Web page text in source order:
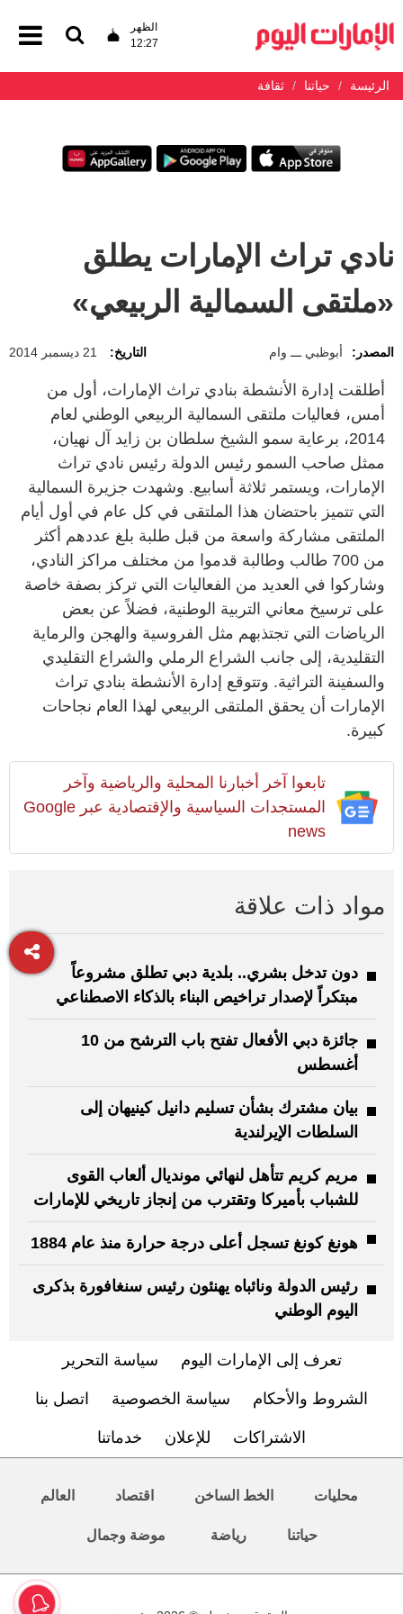
الظهر
12:27
الرئيسة حياتنا ثقافة
نادي تراث الإمارات يطلق
«ملتقى السمالية الربيعي»
المصدر: أبوظبي ـــ وام التاريخ: 21 ديسمبر 2014
أطلقت إدارة الأنشطة بنادي تراث الإمارات، أول من
أمس، فعاليات ملتقى السمالية الربيعي الوطني لعام
2014، برعاية سمو الشيخ سلطان بن زايد آل نهيان،
ممثل صاحب السمو رئيس الدولة رئيس نادي تراث
الإمارات، ويستمر ثلاثة أسابيع. وشهدت جزيرة السمالية
التي تتميز باحتضان هذا الملتقى في كل عام في أول أيام
الملتقى مشاركة واسعة من قبل طلبة بلغ عددهم أكثر
من 700 طالب وطالبة قدموا من مختلف مراكز النادي،
وشاركوا في العديد من الفعاليات التي تركز بصفة خاصة
على ترسيخ معاني التربية الوطنية، فضلاً عن بعض
الرياضات التي تجتذبهم مثل الفروسية والهجن والرماية
التقليدية، إلى جانب الشراع الرملي والشراع التقليدي
والسفينة التراثية. وتتوقع إدارة الأنشطة بنادي تراث
الإمارات أن يحقق الملتقى الربيعي لهذا العام نجاحات
كبيرة.
تابعوا آخر أخبارنا المحلية والرياضية وآخر
المستجدات السياسية والإقتصادية عبر Google
news
مواد ذات علاقة
دون تدخل بشري.. بلدية دبي تطلق مشروعاً
مبتكراً لإصدار تراخيص البناء بالذكاء الاصطناعي
جائزة دبي الأفعال تفتح باب الترشح من 10
أغسطس
بيان مشترك بشأن تسليم دانيل كينيهان إلى
السلطات الإيرلندية
مريم كريم تتأهل لنهائي مونديال ألعاب القوى
للشباب بأميركا وتقترب من إنجاز تاريخي للإمارات
هونغ كونغ تسجل أعلى درجة حرارة منذ عام 1884
رئيس الدولة ونائباه يهنئون رئيس سنغافورة بذكرى
اليوم الوطني
تعرف إلى الإمارات اليوم سياسة التحرير
الشروط والأحكام سياسة الخصوصية اتصل بنا
الاشتراكات للإعلان خدماتنا
محليات الخط الساخن اقتصاد العالم
حياتنا رياضة موضة وجمال